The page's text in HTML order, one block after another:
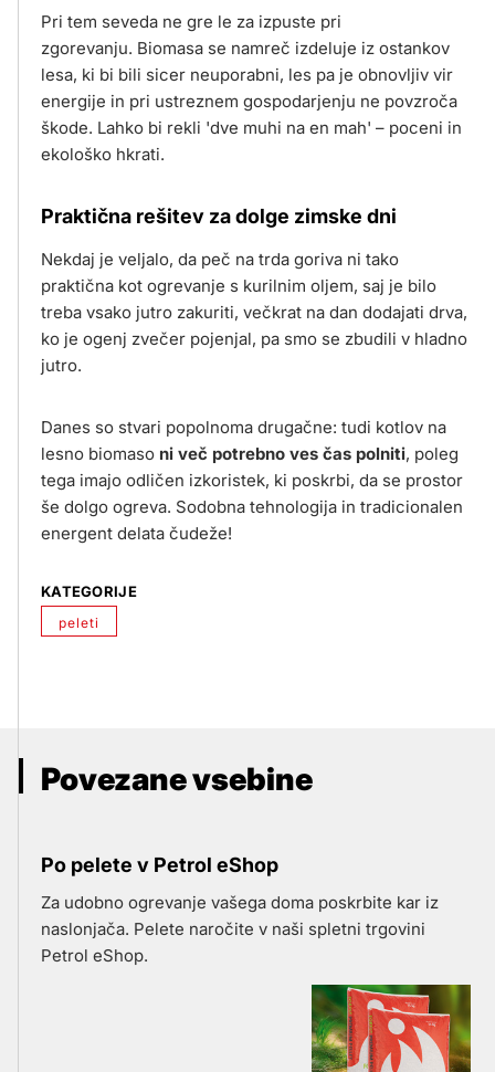
Pri tem seveda ne gre le za izpuste pri
zgorevanju. Biomasa se namreč izdeluje iz ostankov
lesa, ki bi bili sicer neuporabni, les pa je obnovljiv vir
energije in pri ustreznem gospodarjenju ne povzroča
škode. Lahko bi rekli 'dve muhi na en mah' – poceni in
ekološko hkrati.
Praktična rešitev za dolge zimske dni
Nekdaj je veljalo, da peč na trda goriva ni tako
praktična kot ogrevanje s kurilnim oljem, saj je bilo
treba vsako jutro zakuriti, večkrat na dan dodajati drva,
ko je ogenj zvečer pojenjal, pa smo se zbudili v hladno
jutro.
Danes so stvari popolnoma drugačne: tudi kotlov na
lesno biomaso ni več potrebno ves čas polniti, poleg
tega imajo odličen izkoristek, ki poskrbi, da se prostor
še dolgo ogreva. Sodobna tehnologija in tradicionalen
energent delata čudeže!
KATEGORIJE
peleti
Povezane vsebine
Po pelete v Petrol eShop
Za udobno ogrevanje vašega doma poskrbite kar iz
naslonjača. Pelete naročite v naši spletni trgovini
Petrol eShop.